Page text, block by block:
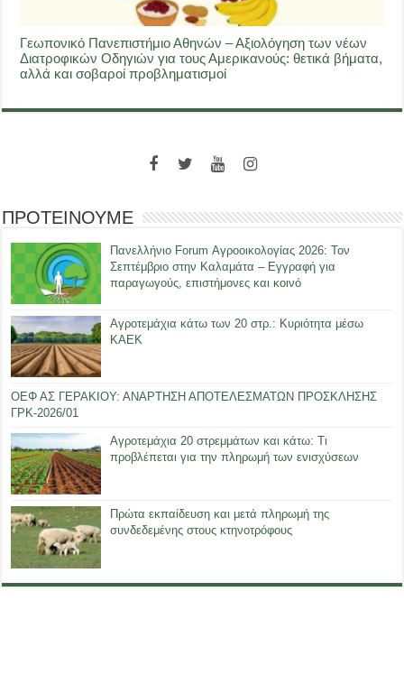
Γεωπονικό Πανεπιστήμιο Αθηνών – Αξιολόγηση των νέων
Διατροφικών Οδηγιών για τους Αμερικανούς: θετικά βήματα,
αλλά και σοβαροί προβληματισμοί
ΠΡΟΤΕΙΝΟΥΜΕ
Πανελλήνιο Forum Αγροοικολογίας 2026: Τον
Σεπτέμβριο στην Καλαμάτα – Εγγραφή για
παραγωγούς, επιστήμονες και κοινό
Αγροτεμάχια κάτω των 20 στρ.: Κυριότητα μέσω
ΚΑΕΚ
ΟΕΦ ΑΣ ΓΕΡΑΚΙΟΥ: ΑΝΑΡΤΗΣΗ ΑΠΟΤΕΛΕΣΜΑΤΩΝ ΠΡΟΣΚΛΗΣΗΣ
ΓΡΚ-2026/01
Αγροτεμάχια 20 στρεμμάτων και κάτω: Τι
προβλέπεται για την πληρωμή των ενισχύσεων
Πρώτα εκπαίδευση και μετά πληρωμή της
συνδεδεμένης στους κτηνοτρόφους